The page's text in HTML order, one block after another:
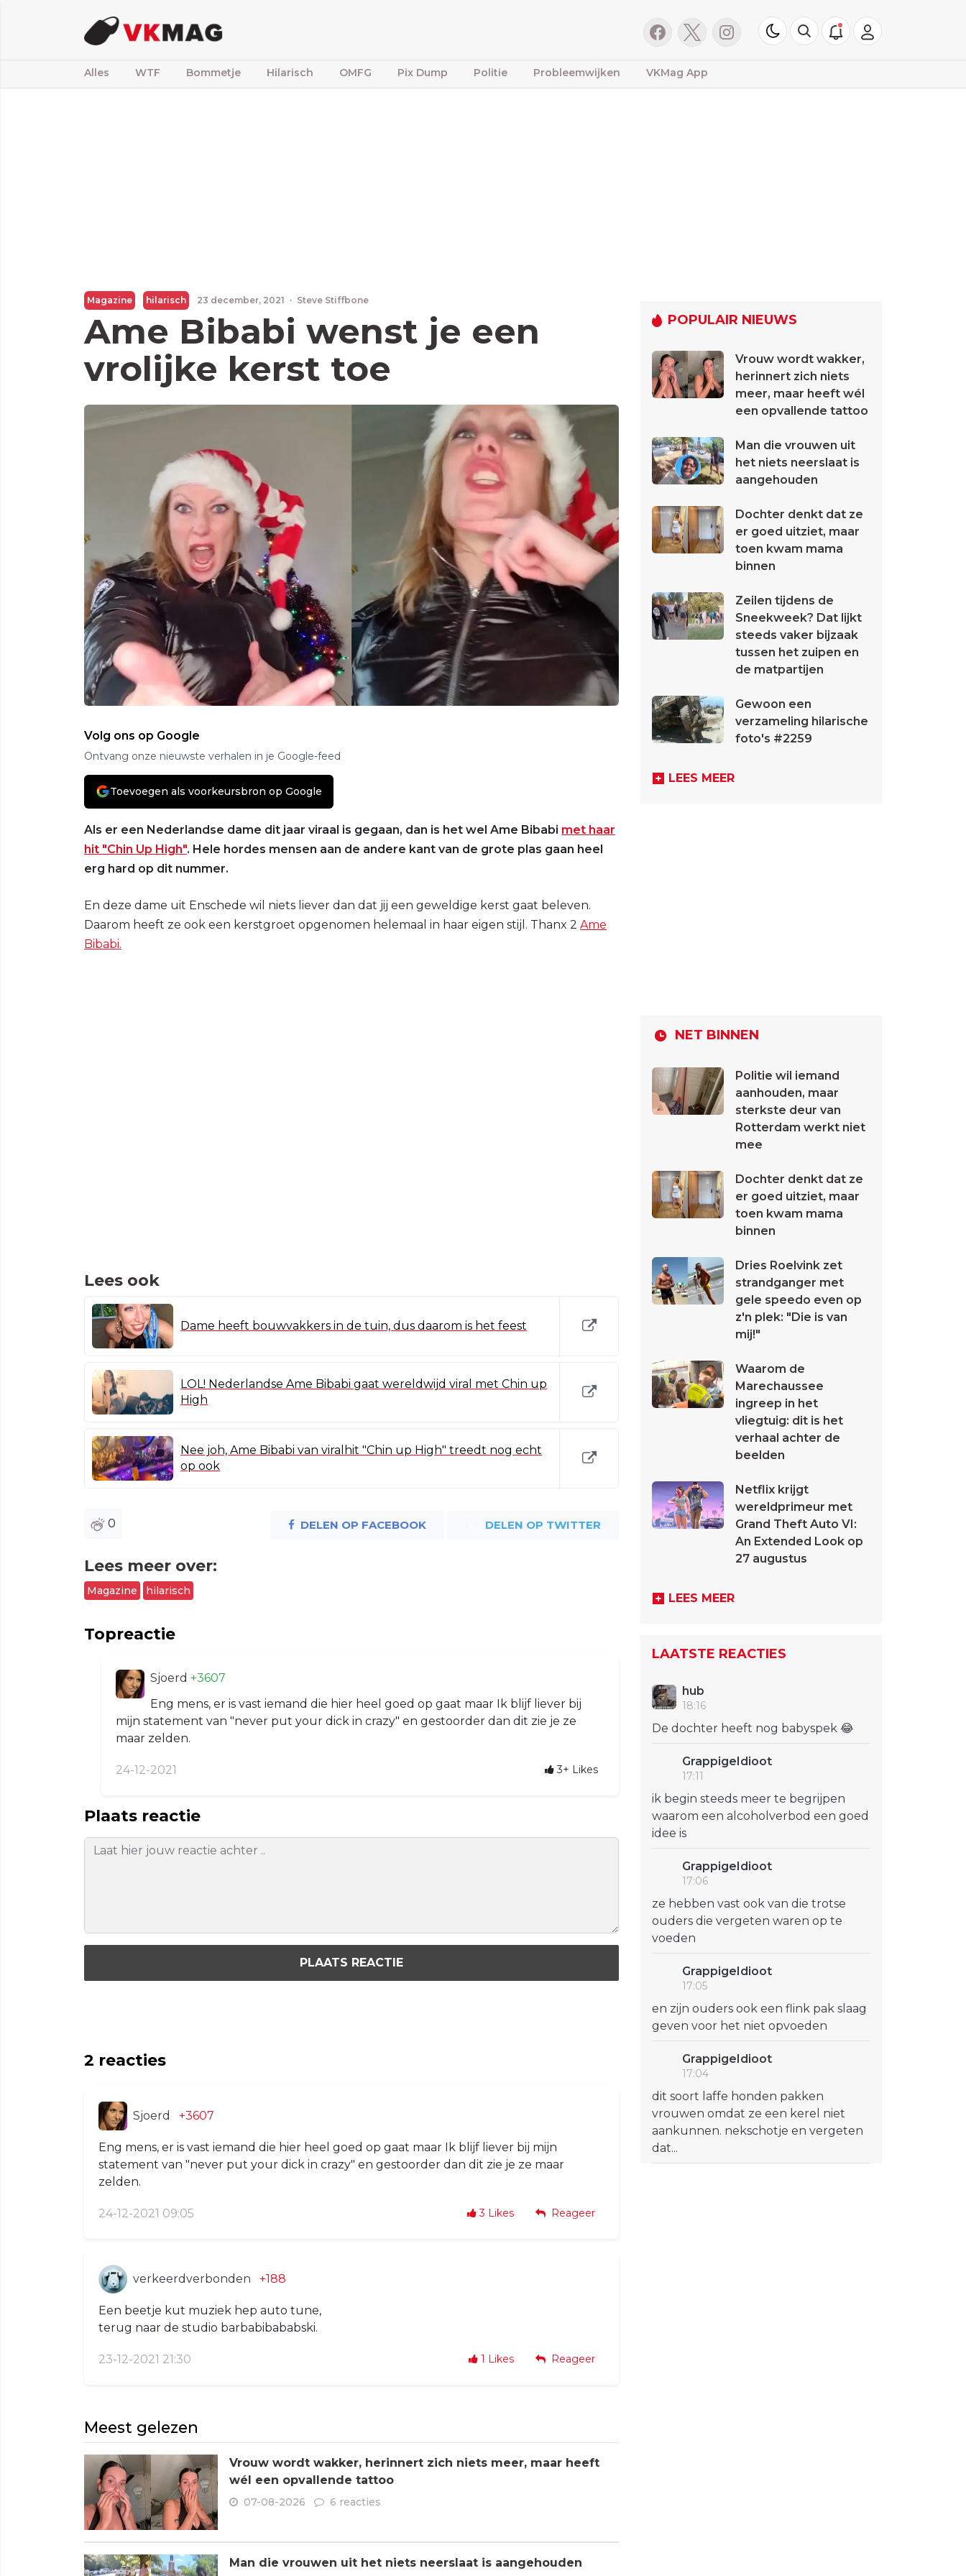
Alles WTF Bommetje Hilarisch OMFG Pix Dump Politie Probleemwijken VKMag App
Magazine hilarisch 23 december, 2021 · Steve Stiffbone
Ame Bibabi wenst je een
vrolijke kerst toe
Volg ons op Google
Ontvang onze nieuwste verhalen in je Google-feed
Toevoegen als voorkeursbron op Google
Als er een Nederlandse dame dit jaar viraal is gegaan, dan is het wel Ame Bibabi met haar
hit "Chin Up High". Hele hordes mensen aan de andere kant van de grote plas gaan heel
erg hard op dit nummer.
En deze dame uit Enschede wil niets liever dan dat jij een geweldige kerst gaat beleven.
Daarom heeft ze ook een kerstgroet opgenomen helemaal in haar eigen stijl. Thanx 2 Ame
Bibabi.
Lees ook
Dame heeft bouwvakkers in de tuin, dus daarom is het feest
LOL! Nederlandse Ame Bibabi gaat wereldwijd viral met Chin up
High
Nee joh, Ame Bibabi van viralhit "Chin up High" treedt nog echt
op ook
0 DELEN OP FACEBOOK DELEN OP TWITTER
Lees meer over:
Magazine hilarisch
Topreactie
Sjoerd +3607
Eng mens, er is vast iemand die hier heel goed op gaat maar Ik blijf liever bij
mijn statement van "never put your dick in crazy" en gestoorder dan dit zie je ze
maar zelden.
24-12-2021 3+ Likes
Plaats reactie
PLAATS REACTIE
2 reacties
Sjoerd +3607
Eng mens, er is vast iemand die hier heel goed op gaat maar Ik blijf liever bij mijn
statement van "never put your dick in crazy" en gestoorder dan dit zie je ze maar
zelden.
24-12-2021 09:05 3 Likes Reageer
verkeerdverbonden +188
Een beetje kut muziek hep auto tune,
terug naar de studio barbabibababski.
23-12-2021 21:30 1 Likes Reageer
Meest gelezen
Vrouw wordt wakker, herinnert zich niets meer, maar heeft
wél een opvallende tattoo
07-08-2026 6 reacties
Man die vrouwen uit het niets neerslaat is aangehouden
POPULAIR NIEUWS
Vrouw wordt wakker,
herinnert zich niets
meer, maar heeft wél
een opvallende tattoo
Man die vrouwen uit
het niets neerslaat is
aangehouden
Dochter denkt dat ze
er goed uitziet, maar
toen kwam mama
binnen
Zeilen tijdens de
Sneekweek? Dat lijkt
steeds vaker bijzaak
tussen het zuipen en
de matpartijen
Gewoon een
verzameling hilarische
foto's #2259
LEES MEER
NET BINNEN
Politie wil iemand
aanhouden, maar
sterkste deur van
Rotterdam werkt niet
mee
Dochter denkt dat ze
er goed uitziet, maar
toen kwam mama
binnen
Dries Roelvink zet
strandganger met
gele speedo even op
z'n plek: "Die is van
mij!"
Waarom de
Marechaussee
ingreep in het
vliegtuig: dit is het
verhaal achter de
beelden
Netflix krijgt
wereldprimeur met
Grand Theft Auto VI:
An Extended Look op
27 augustus
LEES MEER
LAATSTE REACTIES
hub
18:16
De dochter heeft nog babyspek 😂
GrappigeIdioot
17:11
ik begin steeds meer te begrijpen
waarom een alcoholverbod een goed
idee is
GrappigeIdioot
17:06
ze hebben vast ook van die trotse
ouders die vergeten waren op te
voeden
GrappigeIdioot
17:05
en zijn ouders ook een flink pak slaag
geven voor het niet opvoeden
GrappigeIdioot
17:04
dit soort laffe honden pakken
vrouwen omdat ze een kerel niet
aankunnen. nekschotje en vergeten
dat...